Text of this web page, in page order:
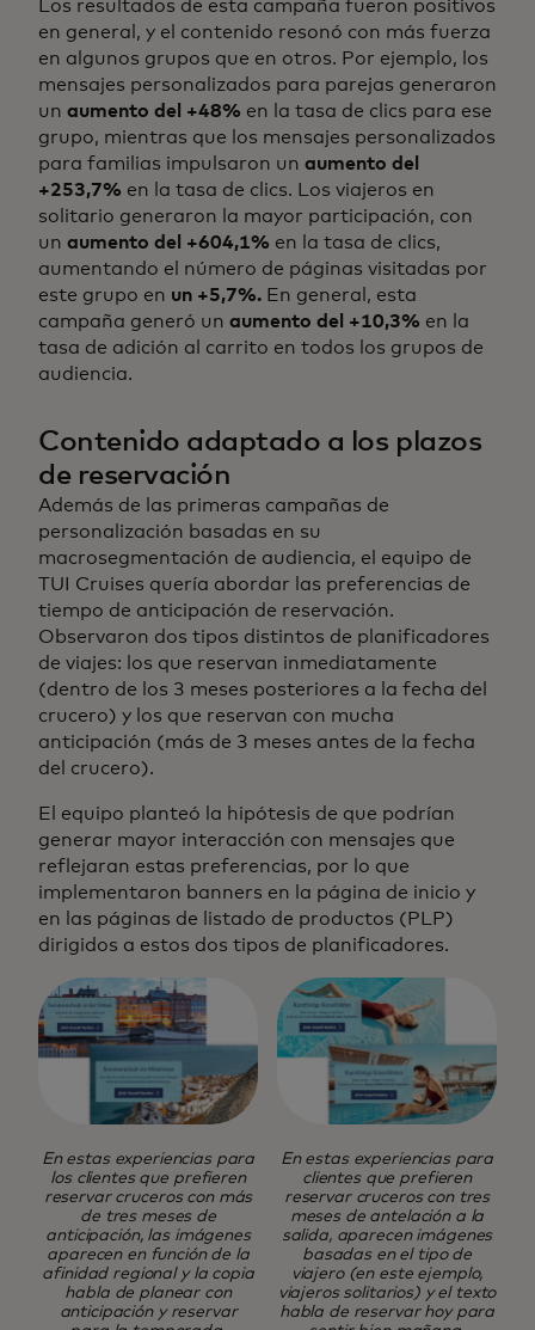
Los resultados de esta campaña fueron positivos
en general, y el contenido resonó con más fuerza
en algunos grupos que en otros. Por ejemplo, los
mensajes personalizados para parejas generaron
un aumento del +48% en la tasa de clics para ese
grupo, mientras que los mensajes personalizados
para familias impulsaron un aumento del
+253,7% en la tasa de clics. Los viajeros en
solitario generaron la mayor participación, con
un aumento del +604,1% en la tasa de clics,
aumentando el número de páginas visitadas por
este grupo en un +5,7%. En general, esta
campaña generó un aumento del +10,3% en la
tasa de adición al carrito en todos los grupos de
audiencia.
Contenido adaptado a los plazos
de reservación
Además de las primeras campañas de
personalización basadas en su
macrosegmentación de audiencia, el equipo de
TUI Cruises quería abordar las preferencias de
tiempo de anticipación de reservación.
Observaron dos tipos distintos de planificadores
de viajes: los que reservan inmediatamente
(dentro de los 3 meses posteriores a la fecha del
crucero) y los que reservan con mucha
anticipación (más de 3 meses antes de la fecha
del crucero).
El equipo planteó la hipótesis de que podrían
generar mayor interacción con mensajes que
reflejaran estas preferencias, por lo que
implementaron banners en la página de inicio y
en las páginas de listado de productos (PLP)
dirigidos a estos dos tipos de planificadores.
En estas experiencias para
los clientes que prefieren
reservar cruceros con más
de tres meses de
anticipación, las imágenes
aparecen en función de la
afinidad regional y la copia
habla de planear con
anticipación y reservar
En estas experiencias para
clientes que prefieren
reservar cruceros con tres
meses de antelación a la
salida, aparecen imágenes
basadas en el tipo de
viajero (en este ejemplo,
viajeros solitarios) y el texto
habla de reservar hoy para